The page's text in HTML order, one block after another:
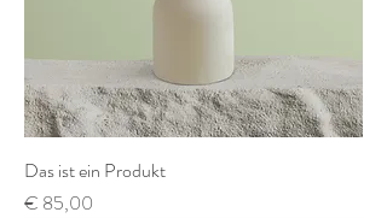
Das ist ein Produkt
Preis
€ 85,00